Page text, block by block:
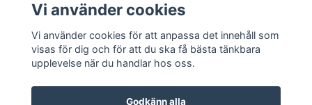
Sociala medier
Vi använder cookies
Vi använder cookies för att anpassa det innehåll som
visas för dig och för att du ska få bästa tänkbara
upplevelse när du handlar hos oss.
Godkänn alla